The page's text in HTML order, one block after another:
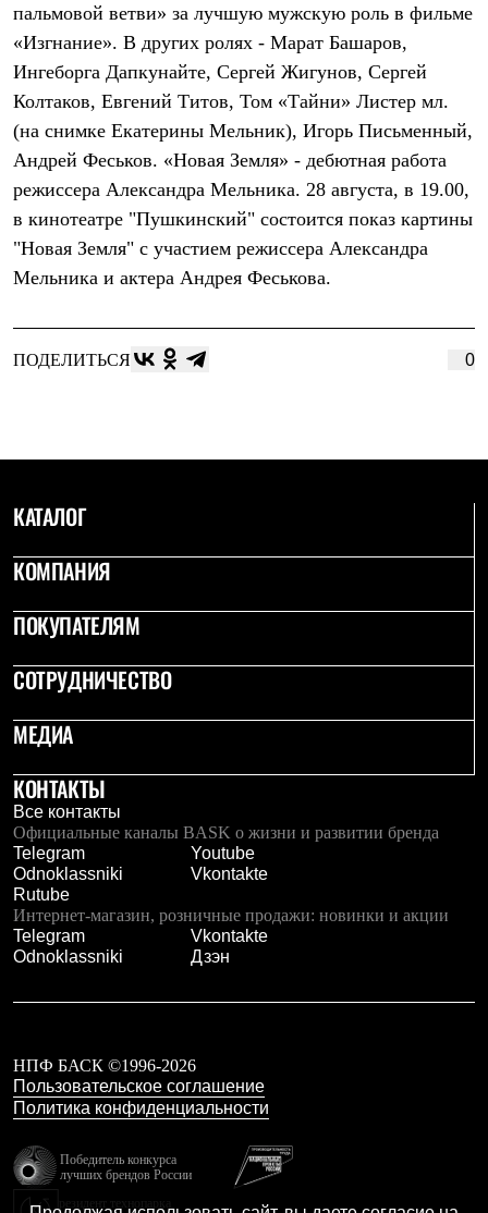
Жилеты
Утепленная синтетикой
Брюки
Штормовая одежда
Куртки
Софтшелл одежда
Куртки
Брюки
Лёгкая одежда
Рубашки
Футболки
Теплое термобелье
Брюки
Комбинезоны
Брюки
Утепленная синтетикой
Куртки
Лёгкая одежда
Футболки
Брюки
Софтшелл одежда
Куртки
Флисовая одежда
Куртки
Брюки
Жилеты
Комбинезоны
Термобелье
Комплект термобелья
Снаряжение
Палатки и тенты
Тенты
Экспедиционные
Легкоходные
Альпинистские
Городские
Аксессуары для рюкзаков
Спальные мешки
Пуховые
Комбинированные
пальмовой ветви» за лучшую мужскую роль в фильме
«Изгнание». В других ролях - Марат Башаров,
Ингеборга Дапкунайте, Сергей Жигунов, Сергей
Колтаков, Евгений Титов, Том «Тайни» Листер мл.
(на снимке Екатерины Мельник), Игорь Письменный,
Андрей Феськов. «Новая Земля» - дебютная работа
режиссера Александра Мельника. 28 августа, в 19.00,
в кинотеатре "Пушкинский" состоится показ картины
"Новая Земля" с участием режиссера Александра
Мельника и актера Андрея Феськова.
ПОДЕЛИТЬСЯ 0
КАТАЛОГ
КОМПАНИЯ
ПОКУПАТЕЛЯМ
СОТРУДНИЧЕСТВО
МЕДИА
КОНТАКТЫ
Все контакты
Официальные каналы BASK о жизни и развитии бренда
Telegram
Youtube
Odnoklassniki
Vkontakte
Rutube
Интернет-магазин, розничные продажи: новинки и акции
Telegram
Vkontakte
Odnoklassniki
Дзэн
НПФ БАСК ©1996-2026
Пользовательское соглашение
Политика конфиденциальности
Победитель конкурса
лучших брендов России